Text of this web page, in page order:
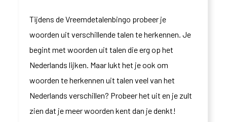
Tijdens de Vreemdetalenbingo probeer je
woorden uit verschillende talen te herkennen. Je
begint met woorden uit talen die erg op het
Nederlands lijken. Maar lukt het je ook om
woorden te herkennen uit talen veel van het
Nederlands verschillen? Probeer het uit en je zult
zien dat je meer woorden kent dan je denkt!